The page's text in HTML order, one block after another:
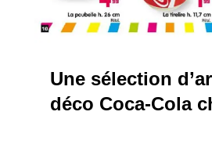
Une sélection
déco Coca-Cola